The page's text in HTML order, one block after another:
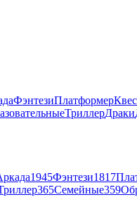
ФэнтезиПлатформер
ТриллерДраки
1945Фэнтези1817
365Семейные359